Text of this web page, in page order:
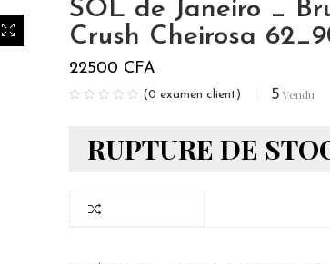
SOL de Janeiro _
Crush Cheirosa
22500 CFA
(0 examen client) 5 Vendu
RUPTURE DE